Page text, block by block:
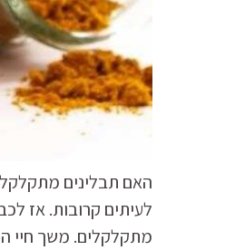
האם תבלינים
לעיתים קרובות. אז
מתקלקלים. משך חיי